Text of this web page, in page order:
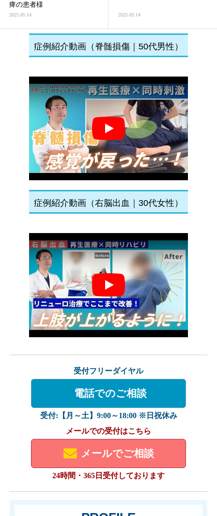
痺の患者様
2025.05.14 2025.05.14
症例紹介動画（脊髄損傷｜50代男性）
Play
症例紹介動画（右脳出血｜30代女性）
Play
受付フリーダイヤル
電話でのご相談
受付:【月～土】9:00～18:00 ※日祝休み
メールでの受付はこちら
メールでご相談
24時間・365日受付しております